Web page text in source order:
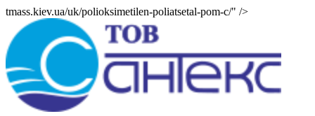
tmass.kiev.ua/uk/polioksimetilen-poliatsetal-pom-c/" />